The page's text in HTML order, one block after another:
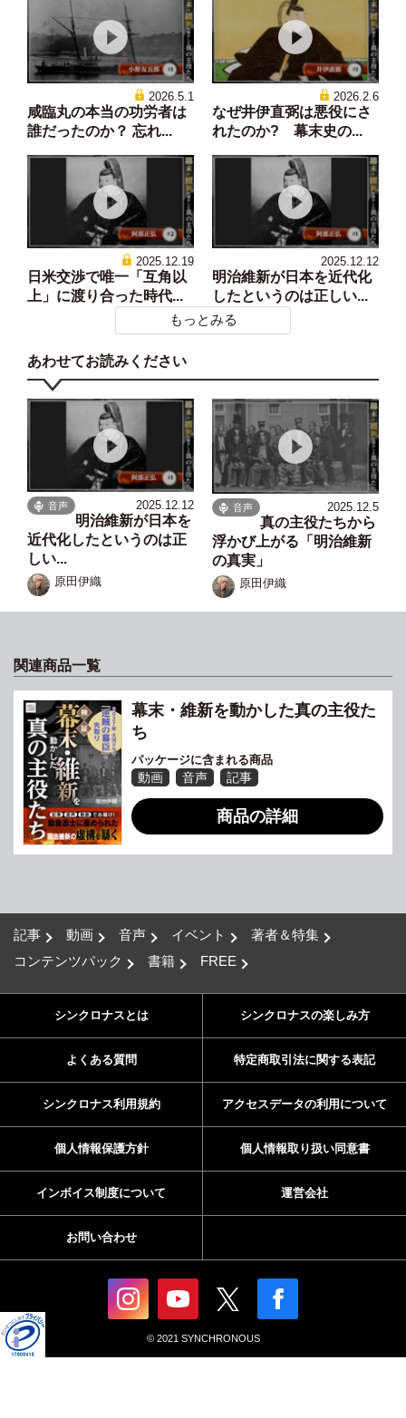
2026.5.1
咸臨丸の本当の功労者は
誰だったのか？ 忘れ...
2026.2.6
なぜ井伊直弼は悪役にさ
れたのか? 幕末史の...
2025.12.19
日米交渉で唯一「互角以
上」に渡り合った時代...
2025.12.12
明治維新が日本を近代化
したというのは正しい...
もっとみる
あわせてお読みください
音声 2025.12.12
明治維新が日本を
近代化したというのは正
しい...
原田伊織
音声 2025.12.5
真の主役たちから
浮かび上がる「明治維新
の真実」
原田伊織
関連商品一覧
幕末・維新を動かした真の主役た
ち
パッケージに含まれる商品
動画 音声 記事
商品の詳細
記事 動画 音声 イベント
著者＆特集
コンテンツパック
書籍 FREE
シンクロナスとは シンクロナスの楽しみ方
よくある質問 特定商取引法に関する表記
シンクロナス利用規約 アクセスデータの利用について
個人情報保護方針 個人情報取り扱い同意書
インボイス制度について 運営会社
お問い合わせ
© 2021 SYNCHRONOUS